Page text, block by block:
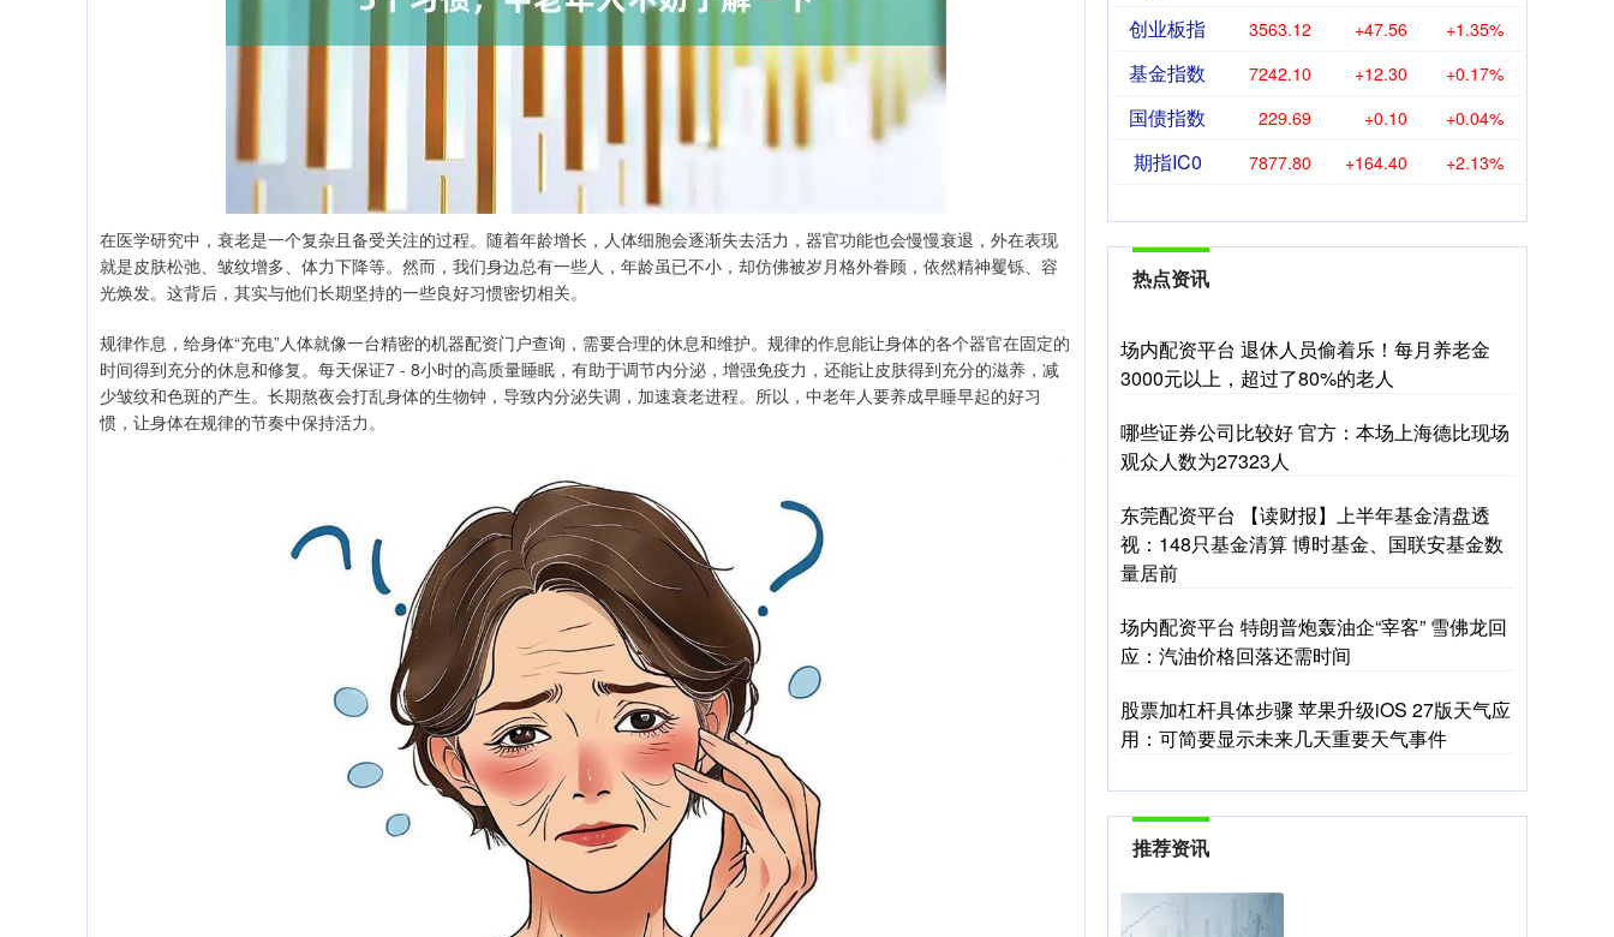
在医学研究中，衰老是一个复杂且备受关注的过程。随着年龄增长，人体细胞会逐渐失去活力，器官功能也会慢慢衰退，外在表现
就是皮肤松弛、皱纹增多、体力下降等。然而，我们身边总有一些人，年龄虽已不小，却仿佛被岁月格外眷顾，依然精神矍铄、容
光焕发。这背后，其实与他们长期坚持的一些良好习惯密切相关。
规律作息，给身体“充电”人体就像一台精密的机器配资门户查询，需要合理的休息和维护。规律的作息能让身体的各个器官在固定的
时间得到充分的休息和修复。每天保证7 - 8小时的高质量睡眠，有助于调节内分泌，增强免疫力，还能让皮肤得到充分的滋养，减
少皱纹和色斑的产生。长期熬夜会打乱身体的生物钟，导致内分泌失调，加速衰老进程。所以，中老年人要养成早睡早起的好习
惯，让身体在规律的节奏中保持活力。
创业板指 3563.12 +47.56 +1.35%
基金指数 7242.10 +12.30 +0.17%
国债指数 229.69 +0.10 +0.04%
期指IC0 7877.80 +164.40 +2.13%
热点资讯
场内配资平台 退休人员偷着乐！每月养老金
3000元以上，超过了80%的老人
哪些证券公司比较好 官方：本场上海德比现场
观众人数为27323人
东莞配资平台 【读财报】上半年基金清盘透
视：148只基金清算 博时基金、国联安基金数
量居前
场内配资平台 特朗普炮轰油企“宰客” 雪佛龙回
应：汽油价格回落还需时间
股票加杠杆具体步骤 苹果升级iOS 27版天气应
用：可简要显示未来几天重要天气事件
推荐资讯